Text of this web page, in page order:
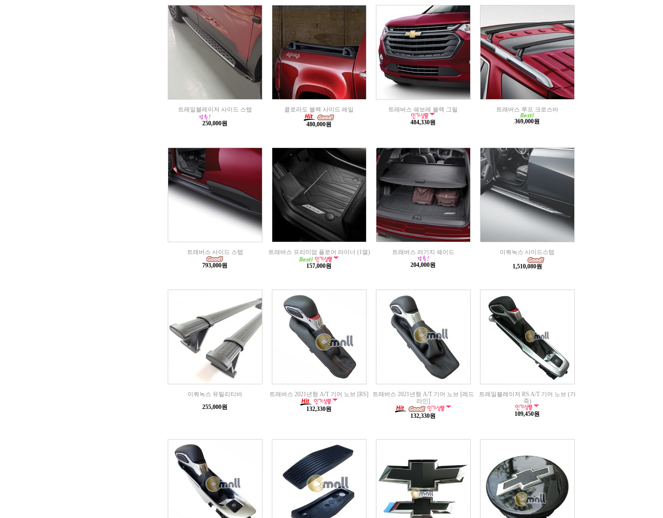
트레일블레이저 사이드 스텝
250,000원
콜로라도 블랙 사이드 레일
480,000원
트래버스 쉐보레 블랙 그릴
484,330원
트래버스 루프 크로스바
369,000원
트래버스 사이드 스텝
793,000원
트래버스 프리미엄 플로어 라이너 (1열)
157,000원
트래버스 러기지 쉐이드
204,000원
이쿼녹스 사이드스텝
1,510,080원
이쿼녹스 유틸리티바
255,000원
트래버스 2021년형 A/T 기어 노브 [RS]
132,330원
트래버스 2021년형 A/T 기어 노브 [레드
라인]
132,330원
트레일블레이저 RS A/T 기어 노브 (가
죽)
109,450원